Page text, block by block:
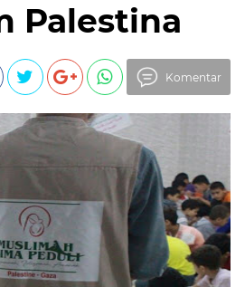
Palestina
Komentar